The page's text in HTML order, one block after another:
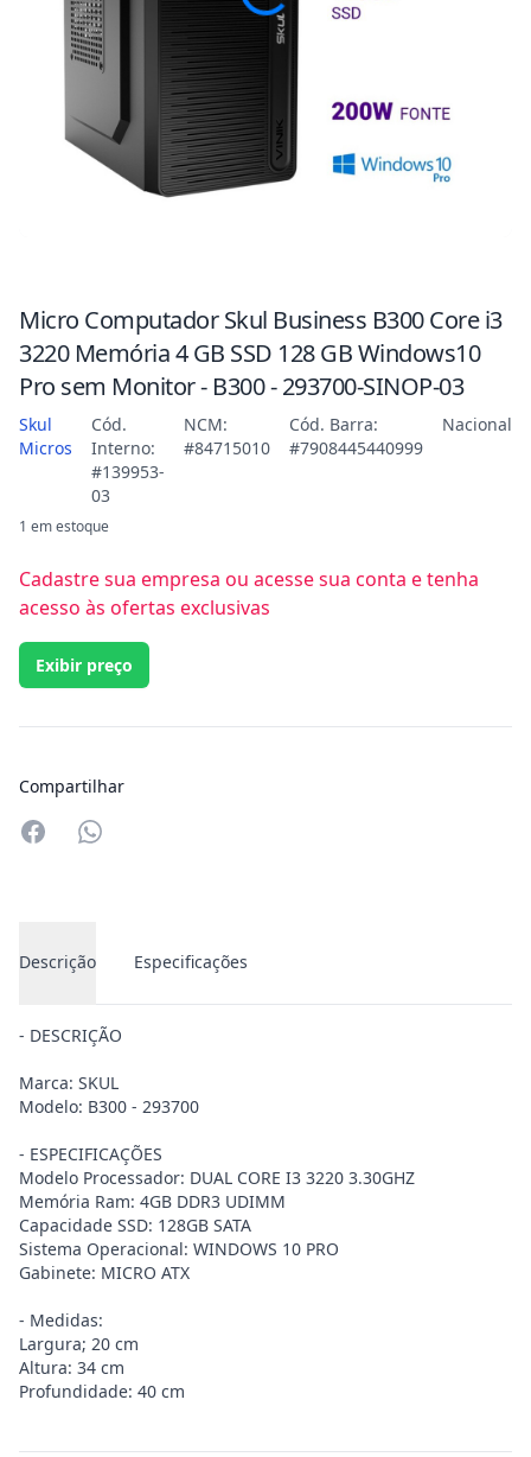
Micro Computador Skul Business B300 Core i3
3220 Memória 4 GB SSD 128 GB Windows10
Pro sem Monitor - B300 - 293700-SINOP-03
Skul
Micros
Cód.
Interno:
#139953-
03
NCM:
#84715010
Cód. Barra:
#7908445440999
Nacional
1 em estoque
Cadastre sua empresa ou acesse sua conta e tenha
acesso às ofertas exclusivas
Exibir preço
Compartilhar
Compartilhar no Whatsapp
Descrição Especificações
- DESCRIÇÃO
Marca: SKUL
Modelo: B300 - 293700
- ESPECIFICAÇÕES
Modelo Processador: DUAL CORE I3 3220 3.30GHZ
Memória Ram: 4GB DDR3 UDIMM
Capacidade SSD: 128GB SATA
Sistema Operacional: WINDOWS 10 PRO
Gabinete: MICRO ATX
- Medidas:
Largura; 20 cm
Altura: 34 cm
Profundidade: 40 cm